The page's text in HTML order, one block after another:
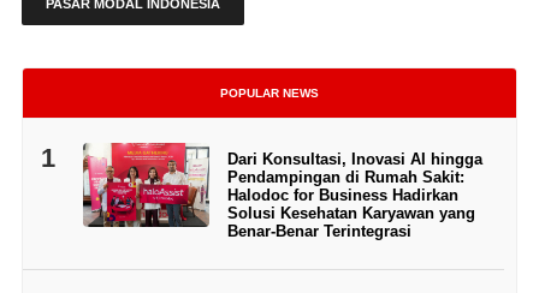
PASAR MODAL INDONESIA
POPULAR NEWS
1
Dari Konsultasi, Inovasi AI hingga
Pendampingan di Rumah Sakit:
Halodoc for Business Hadirkan
Solusi Kesehatan Karyawan yang
Benar-Benar Terintegrasi